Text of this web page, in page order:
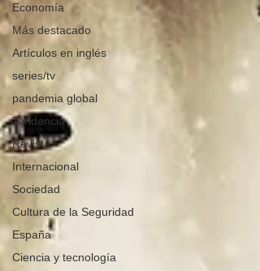
Economía
Más destacado
Artículos en inglés
series/tv
pandemia global
Tendencia
Revista
Internacional
Sociedad
Cultura de la Seguridad
España
Ciencia y tecnología